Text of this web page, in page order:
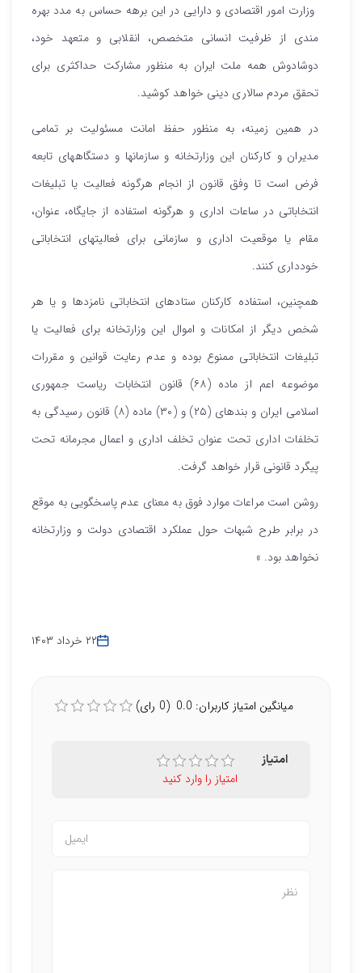
۲۲ خرداد ۱۴۰۳
وزارت امور اقتصادی و دارایی در این برهه حساس به مدد بهره
مندی از ظرفیت انسانی متخصص، انقلابی و متعهد خود،
دوشادوش همه‌ ملت ایران به منظور مشارکت حداکثری برای
تحقق مردم سالاری دینی خواهد کوشید.
در همین زمینه، به منظور حفظ امانت مسئولیت بر تمامی
مدیران و کارکنان این وزارتخانه و سازمانها و دستگاههای تابعه
فرض است تا وفق قانون از انجام هرگونه فعالیت یا تبلیغات
انتخاباتی در ساعات اداری و هرگونه استفاده از جایگاه، عنوان،
مقام یا موقعیت اداری و سازمانی برای فعالیتهای انتخاباتی
خودداری کنند.
همچنین، استفاده کارکنان ستادهای انتخاباتی نامزدها و یا هر
شخص دیگر از امکانات و اموال این وزارتخانه برای فعالیت یا
تبلیغات انتخاباتی ممنوع بوده و عدم رعایت قوانین و مقررات
موضوعه اعم از ماده (۶۸) قانون انتخابات ریاست جمهوری
اسلامی ایران و بندهای (۲۵) و (۳۰) ماده (۸) قانون رسیدگی به
تخلفات اداری تحت عنوان تخلف اداری و اعمال مجرمانه تحت
پیگرد قانونی قرار خواهد گرفت.
روشن است مراعات موارد فوق به معنای عدم پاسخگویی به موقع
در برابر طرح شبهات حول عملکرد اقتصادی دولت و وزارتخانه
نخواهد بود. »
میانگین امتیاز کاربران: 0.0 (0 رای)
امتیاز
امتیاز را وارد کنید